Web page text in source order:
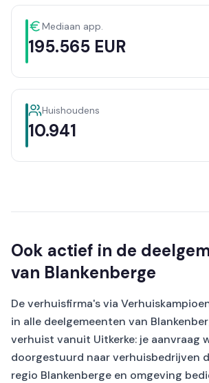
Mediaan app.
195.565 EUR
Huishoudens
10.941
Ook actief in de
van Blankenberge
De verhuisfirma's via
in alle deelgemeenten van
verhuist vanuit Uitkerke: je aanvraag
doorgestuurd naar verhuisbedrijven
regio Blankenberge en omgeving